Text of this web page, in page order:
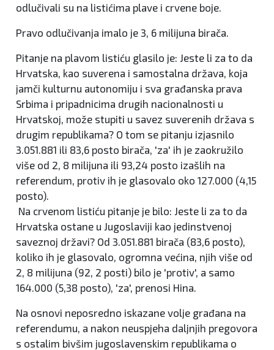
odlučivali su na listićima plave i crvene boje.
Pravo odlučivanja imalo je 3, 6 milijuna birača.
Pitanje na plavom listiću glasilo je: Jeste li za to da
Hrvatska, kao suverena i samostalna država, koja
jamči kulturnu autonomiju i sva građanska prava
Srbima i pripadnicima drugih nacionalnosti u
Hrvatskoj, može stupiti u savez suverenih država s
drugim republikama? O tom se pitanju izjasnilo
3.051.881 ili 83,6 posto birača, 'za' ih je zaokružilo
više od 2, 8 milijuna ili 93,24 posto izašlih na
referendum, protiv ih je glasovalo oko 127.000 (4,15
posto).
Na crvenom listiću pitanje je bilo: Jeste li za to da
Hrvatska ostane u Jugoslaviji kao jedinstvenoj
saveznoj državi? Od 3.051.881 birača (83,6 posto),
koliko ih je glasovalo, ogromna većina, njih više od
2, 8 milijuna (92, 2 posti) bilo je 'protiv', a samo
164.000 (5,38 posto), 'za', prenosi Hina.
Na osnovi neposredno iskazane volje građana na
referendumu, a nakon neuspjeha daljnjih pregovora
s ostalim bivšim jugoslavenskim republikama o